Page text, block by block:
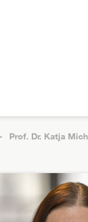
Prof. Dr. Katja